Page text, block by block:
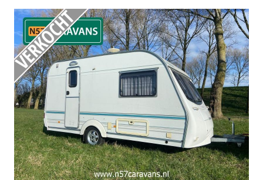
Export
Contact
Over N57 Caravans